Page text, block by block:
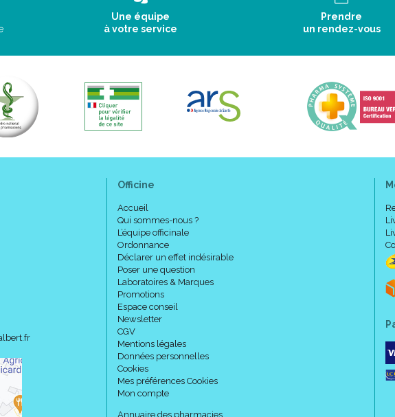
Une équipe
à votre service
Prendre
un rendez-vous
Officine
Accueil
Qui sommes-nous ?
L’équipe officinale
Ordonnance
Déclarer un effet indésirable
Poser une question
Laboratoires & Marques
Promotions
Espace conseil
Newsletter
CGV
Mentions légales
Données personnelles
Cookies
Mes préférences Cookies
Mon compte
Annuaire des pharmacies